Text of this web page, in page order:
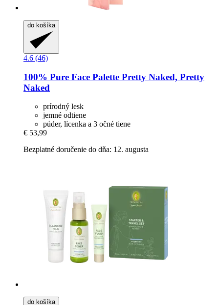
do košíka
4.6 (46)
100% Pure Face Palette Pretty Naked, Pretty
Naked
prírodný lesk
jemné odtiene
púder, lícenka a 3 očné tiene
€ 53,99
Bezplatné doručenie do dňa: 12. augusta
do košíka